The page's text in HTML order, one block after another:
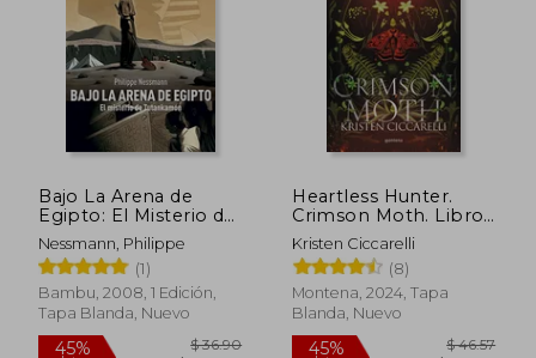
45%
dcto.
$ 33.86
$ 18.63
Bajo La Arena de
Egipto: El Misterio de
Tutankamón
Nessmann, Philippe
(1)
Bambu, 2008, 1 Edición,
Tapa Blanda, Nuevo
Heartless Hunter.
Crimson Moth. Libro
1Kristen Ciccarelli
(8)
Montena, 2024, Tapa
Blanda, Nuevo